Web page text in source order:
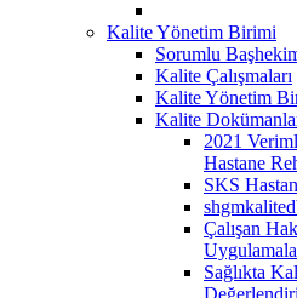
Kalite Yönetim Birimi
Sorumlu Başhekim
Kalite Çalışmaları
Kalite Yönetim
Kalite
2021
Hastane
SKS
Çalışan
Sağlıkta